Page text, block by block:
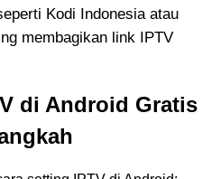
Kodi Indonesia atau
membagikan link IPTV
di Android Gratis